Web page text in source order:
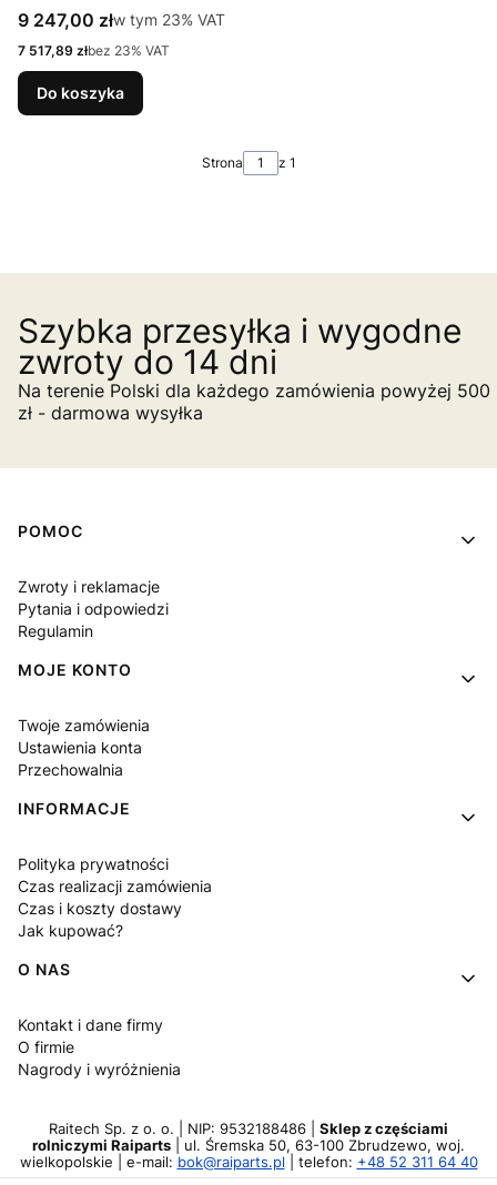
Cena brutto
9 247,00 złw tym %s VAT
w tym 23% VAT
Cena netto
7 517,89 złbez 23% VAT
Do koszyka
Strona z 1
Szybka przesyłka i wygodne
zwroty do 14 dni
Na terenie Polski dla każdego zamówienia powyżej 500
zł - darmowa wysyłka
Linki w stopce
POMOC
Zwroty i reklamacje
Pytania i odpowiedzi
Regulamin
MOJE KONTO
Twoje zamówienia
Ustawienia konta
Przechowalnia
INFORMACJE
Polityka prywatności
Czas realizacji zamówienia
Czas i koszty dostawy
Jak kupować?
O NAS
Kontakt i dane firmy
O firmie
Nagrody i wyróżnienia
Raitech Sp. z o. o. | NIP: 9532188486 | Sklep z częściami
rolniczymi Raiparts | ul. Śremska 50, 63-100 Zbrudzewo, woj.
wielkopolskie | e-mail: bok@raiparts.pl | telefon: +48 52 311 64 40